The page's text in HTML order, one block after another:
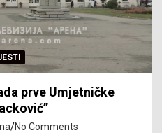
prve Umjetničke
No Comments